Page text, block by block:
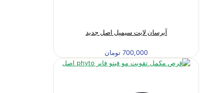
آبرسان لایت سیمپل اصل جدید
700,000 تومان